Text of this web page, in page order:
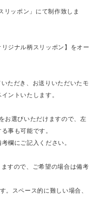
リッポン」にて制作致しま
ジナル柄スリッポン】をオー
ただき、お送りいただいたモ
ントいたします。
お選びいただけますので、左
事も可能です。
欄にご記入ください。
すので、ご希望の場合は備考
。スペース的に難しい場合、